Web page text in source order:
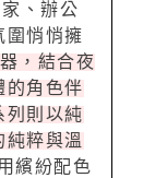
、辦公
圍悄悄擁
，結合夜
的角色伴
列則以純
純粹與溫
繽紛配色